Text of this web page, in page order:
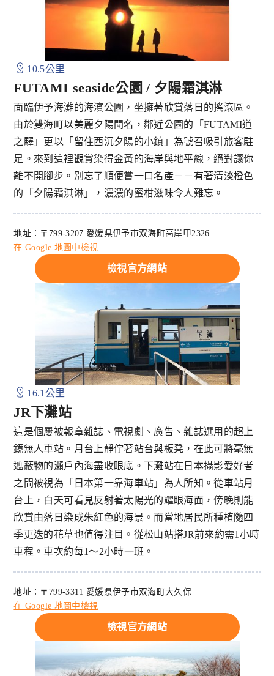
10.5公里
FUTAMI seaside公園 / 夕陽霜淇淋
面臨伊予海灘的海濱公園，坐擁著欣賞落日的搖滾區。
由於雙海町以美麗夕陽聞名，鄰近公園的「FUTAMI道
之驛」更以「留住西沉夕陽的小鎮」為號召吸引旅客駐
足。來到這裡觀賞染得金黃的海岸與地平線，絕對讓你
離不開腳步。別忘了順便嘗一口名產－－有著清淡橙色
的「夕陽霜淇淋」，濃濃的蜜柑滋味令人難忘。
地址：〒799-3207 愛媛県伊予市双海町高岸甲2326
在 Google 地圖中檢視
檢視官方網站
16.1公里
JR下灘站
這是個屢被報章雜誌、電視劇、廣告、雜誌選用的超上
鏡無人車站。月台上靜佇著站台與板凳，在此可將毫無
遮蔽物的瀨戶內海盡收眼底。下灘站在日本攝影愛好者
之間被視為「日本第一靠海車站」為人所知。從車站月
台上，白天可看見反射著太陽光的耀眼海面，傍晚則能
欣賞由落日染成朱紅色的海景。而當地居民所種植隨四
季更迭的花草也值得注目。從松山站搭JR前來約需1小時
車程。車次約每1～2小時一班。
地址：〒799-3311 愛媛県伊予市双海町大久保
在 Google 地圖中檢視
檢視官方網站